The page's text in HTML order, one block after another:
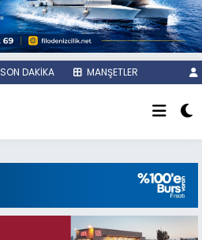
SON DAKİKA MANŞETLER